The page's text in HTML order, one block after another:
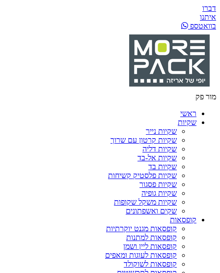
דברו
איתנו
בוואטספ
מור פק
ראשי
שקיות
שקיות נייר
שקיות קרטון עם שרוך
שקיות דליה
שקיות אל-בד
שקיות בד
שקיות פלסטיק קשיחות
שקיות פסגור
שקיות גופיה
שקיות משקל שקופות
שקים ואשפתונים
קופסאות
קופסאות מגנט יוקרתיות
קופסאות למתנות
קופסאות ליין ושמן
קופסאות לעוגות ומאפים
קופסאות לשוקולד